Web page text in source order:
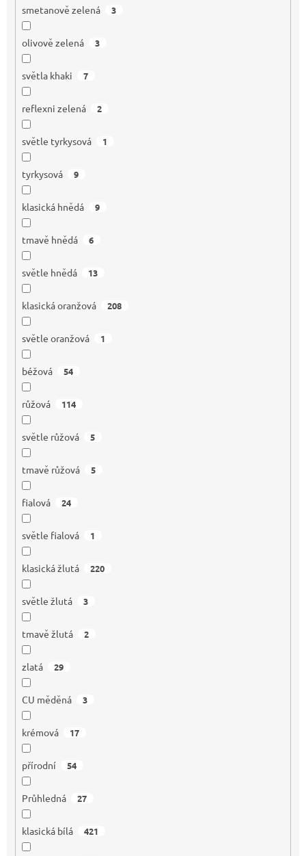
smetanově zelená 3
olivově zelená 3
světla khaki 7
reflexni zelená 2
světle tyrkysová 1
tyrkysová 9
klasická hnědá 9
tmavě hnědá 6
světle hnědá 13
klasická oranžová 208
světle oranžová 1
béžová 54
růžová 114
světle růžová 5
tmavě růžová 5
fialová 24
světle fialová 1
klasická žlutá 220
světle žlutá 3
tmavě žlutá 2
zlatá 29
CU měděná 3
krémová 17
přírodní 54
Průhledná 27
klasická bílá 421